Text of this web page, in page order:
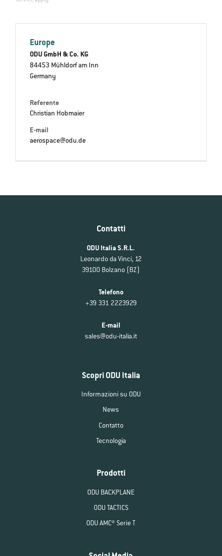
Europe
ODU GmbH & Co. KG
84453 Mühldorf am Inn
Germany
Referente
Christian Hobmaier
E-mail
aerospace@odu.de
Contatti
ODU Italia S.R.L.
Leonardo da Vinci, 12
39100 Bolzano (BZ)
Telefono
+39 331 2223929
E-mail
sales@odu-italia.it
Scopri ODU Italia
Informazioni su ODU
News
Contatto
Tecnologia
Prodotti
ODU BACKPLANE
ODU TACTICS
ODU AMC® Serie T